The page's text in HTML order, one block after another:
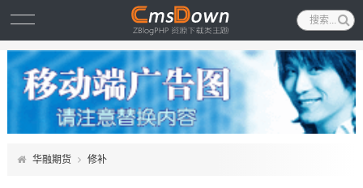
华融期货 修补